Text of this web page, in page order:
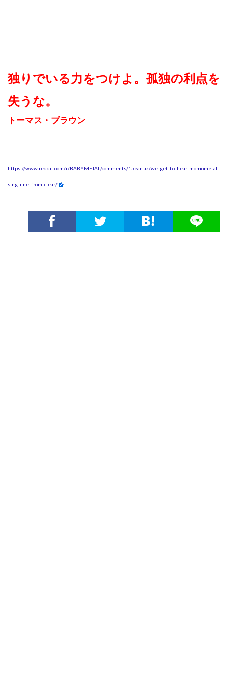
独りでいる力をつけよ。孤独の利点を
失うな。
トーマス・ブラウン
https://www.reddit.com/r/BABYMETAL/comments/15eanuz/we_get_to_hear_momometal_
sing_iine_from_clear/